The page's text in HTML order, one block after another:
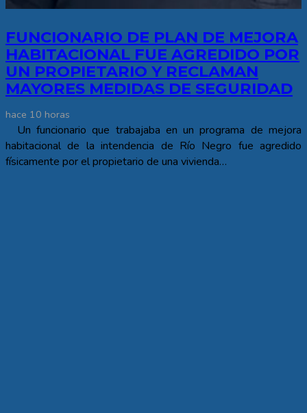
FUNCIONARIO DE PLAN DE MEJORA
HABITACIONAL FUE AGREDIDO POR
UN PROPIETARIO Y RECLAMAN
MAYORES MEDIDAS DE SEGURIDAD
hace 10 horas
Un funcionario que trabajaba en un programa de mejora
habitacional de la intendencia de Río Negro fue agredido
físicamente por el propietario de una vivienda…